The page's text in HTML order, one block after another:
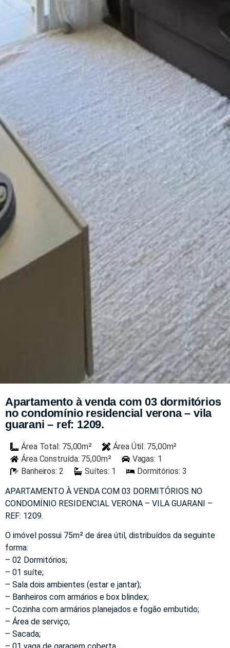
Apartamento à venda com 03 dormitórios
no condomínio residencial verona – vila
guarani – ref: 1209.
Área Total: 75,00m²
Área Útil: 75,00m²
Área Construída: 75,00m²
Vagas: 1
Banheiros: 2
Suítes: 1 Dormitórios: 3
APARTAMENTO À VENDA COM 03 DORMITÓRIOS NO
CONDOMÍNIO RESIDENCIAL VERONA – VILA GUARANI –
REF: 1209.
O imóvel possui 75m² de área útil, distribuídos da seguinte
forma:
– 02 Dormitórios;
– 01 suíte;
– Sala dois ambientes (estar e jantar);
– Banheiros com armários e box blindex;
– Cozinha com armários planejados e fogão embutido;
– Área de serviço;
– Sacada;